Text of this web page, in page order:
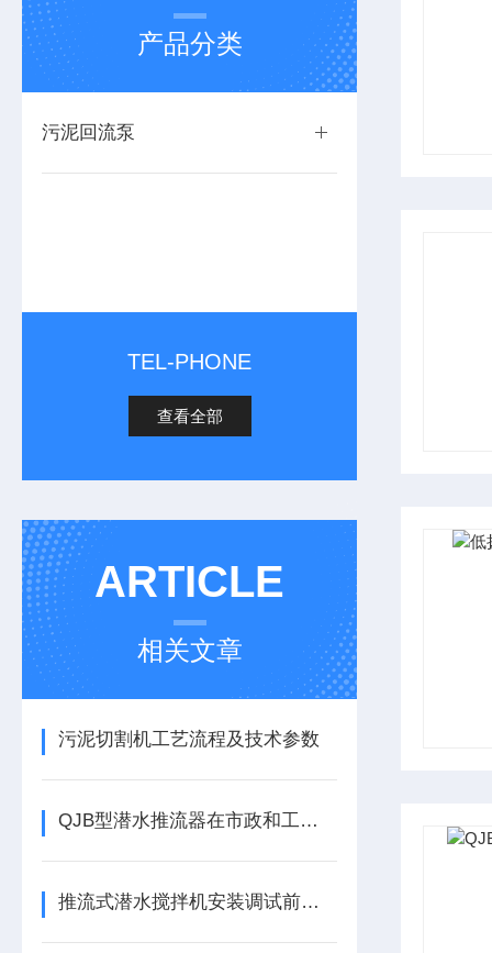
产品分类
污泥回流泵
TEL-PHONE
查看全部
ARTICLE
相关文章
污泥切割机工艺流程及技术参数
QJB型潜水推流器在市政和工业废水处理过程中发挥了非常重要的作用
推流式潜水搅拌机安装调试前的步骤